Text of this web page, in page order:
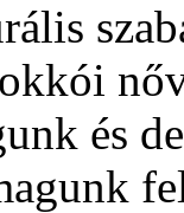
és